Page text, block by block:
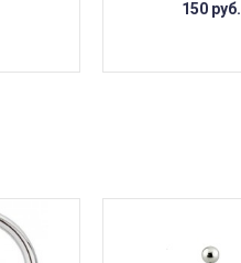
150 руб.